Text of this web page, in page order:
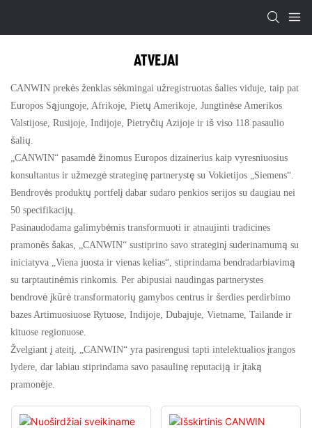
ATVEJAI
CANWIN prekės ženklas sėkmingai užregistruotas šalies viduje, taip pat
Europos Sąjungoje, Afrikoje, Pietų Amerikoje, Jungtinėse Amerikos
Valstijose, Rusijoje, Indijoje, Pietryčių Azijoje ir iš viso 118 pasaulio
šalių.
„CANWIN“ pasamdė žinomus Europos dizainerius kaip vyresniuosius
konsultantus ir užmezgė strateginę partnerystę su Vokietijos „Siemens“.
Bendrovės produktų portfelį dabar sudaro penkios serijos su daugiau nei
50 specifikacijų.
Pasinaudodama galimybėmis transformuoti ir atnaujinti tradicines
pramonės šakas, „CANWIN“ sustiprino savo strateginį suderinamumą su
iniciatyva „Viena juosta ir vienas kelias“, stiprindama bendradarbiavimą
su tarptautinėmis rinkomis. Per abipusiai naudingas partnerystes
bendrovė įkūrė transformatorių gamybos centrus ir šerdies perdirbimo
bazes Artimuosiuose Rytuose, Indijoje, Dubajuje, Vietname, Tailande ir
kituose regionuose.
Žvelgiant į ateitį, „CANWIN“ yra pasirengusi tapti intelektualios įrangos
lydere, dar labiau stiprindama savo pasaulinę reputaciją ir įtaką
pramonėje.